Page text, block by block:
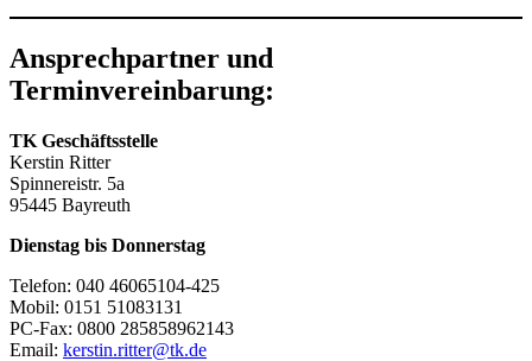
Ansprechpartner und
Terminvereinbarung:
TK Geschäftsstelle
Kerstin Ritter
Spinnereistr. 5a
95445 Bayreuth
Dienstag bis Donnerstag
Telefon: 040 46065104-425
Mobil: 0151 51083131
PC-Fax: 0800 285858962143
Email: kerstin.ritter@tk.de